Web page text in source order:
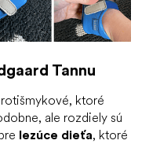
Tannu
ktoré
ale rozdiely sú
lezúce dieťa, ktoré